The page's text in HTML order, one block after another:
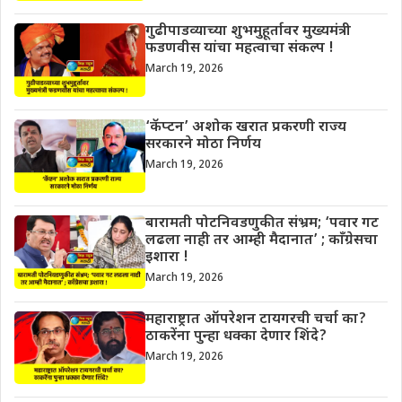
गुढीपाडव्याच्या शुभमुहूर्तावर मुख्यमंत्री
फडणवीस यांचा महत्वाचा संकल्प !
March 19, 2026
‘कॅप्टन’ अशोक खरात प्रकरणी राज्य
सरकारने मोठा निर्णय
March 19, 2026
बारामती पोटनिवडणुकीत संभ्रम; ‘पवार गट
लढला नाही तर आम्ही मैदानात’ ; काँग्रेसचा
इशारा !
March 19, 2026
महाराष्ट्रात ऑपरेशन टायगरची चर्चा का?
ठाकरेंना पुन्हा धक्का देणार शिंदे?
March 19, 2026